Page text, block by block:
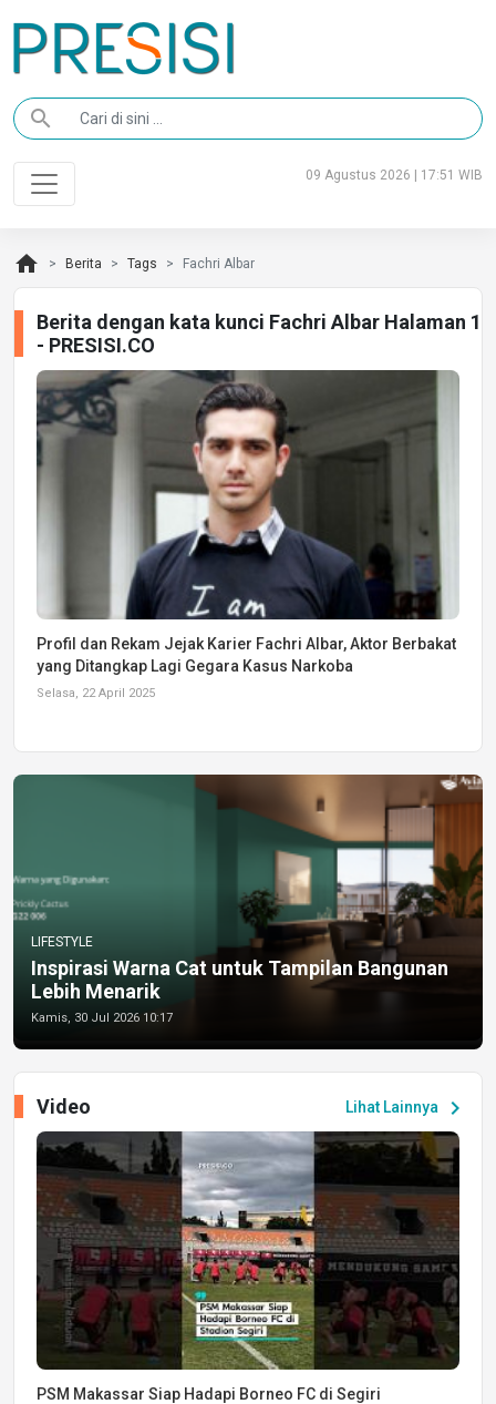
search
09 Agustus 2026 | 17:51 WIB
home Berita Tags Fachri Albar
Berita dengan kata kunci Fachri Albar Halaman 1
- PRESISI.CO
Profil dan Rekam Jejak Karier Fachri Albar, Aktor Berbakat
yang Ditangkap Lagi Gegara Kasus Narkoba
Selasa, 22 April 2025
LIFESTYLE
Inspirasi Warna Cat untuk Tampilan Bangunan
Lebih Menarik
Kamis, 30 Jul 2026 10:17
Lihat Lainnya chevron_right
Video
PSM Makassar Siap Hadapi Borneo FC di Segiri